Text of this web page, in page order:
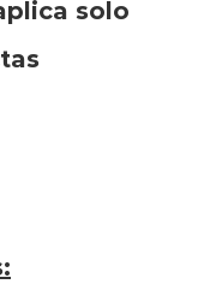
solo